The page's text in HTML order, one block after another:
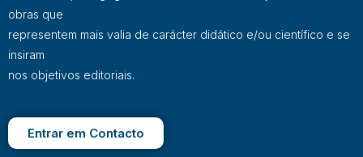
obras que
representem mais valia de carácter didático e/ou científico e se
insiram
nos objetivos editoriais.
Entrar em Contacto